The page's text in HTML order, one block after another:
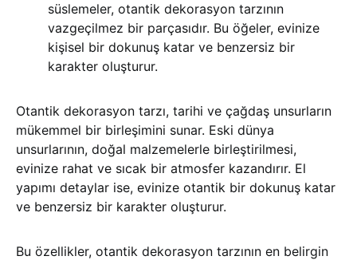
süslemeler, otantik dekorasyon tarzının
vazgeçilmez bir parçasıdır. Bu öğeler, evinize
kişisel bir dokunuş katar ve benzersiz bir
karakter oluşturur.
Otantik dekorasyon tarzı, tarihi ve çağdaş unsurların
mükemmel bir birleşimini sunar. Eski dünya
unsurlarının, doğal malzemelerle birleştirilmesi,
evinize rahat ve sıcak bir atmosfer kazandırır. El
yapımı detaylar ise, evinize otantik bir dokunuş katar
ve benzersiz bir karakter oluşturur.
Bu özellikler, otantik dekorasyon tarzının en belirgin